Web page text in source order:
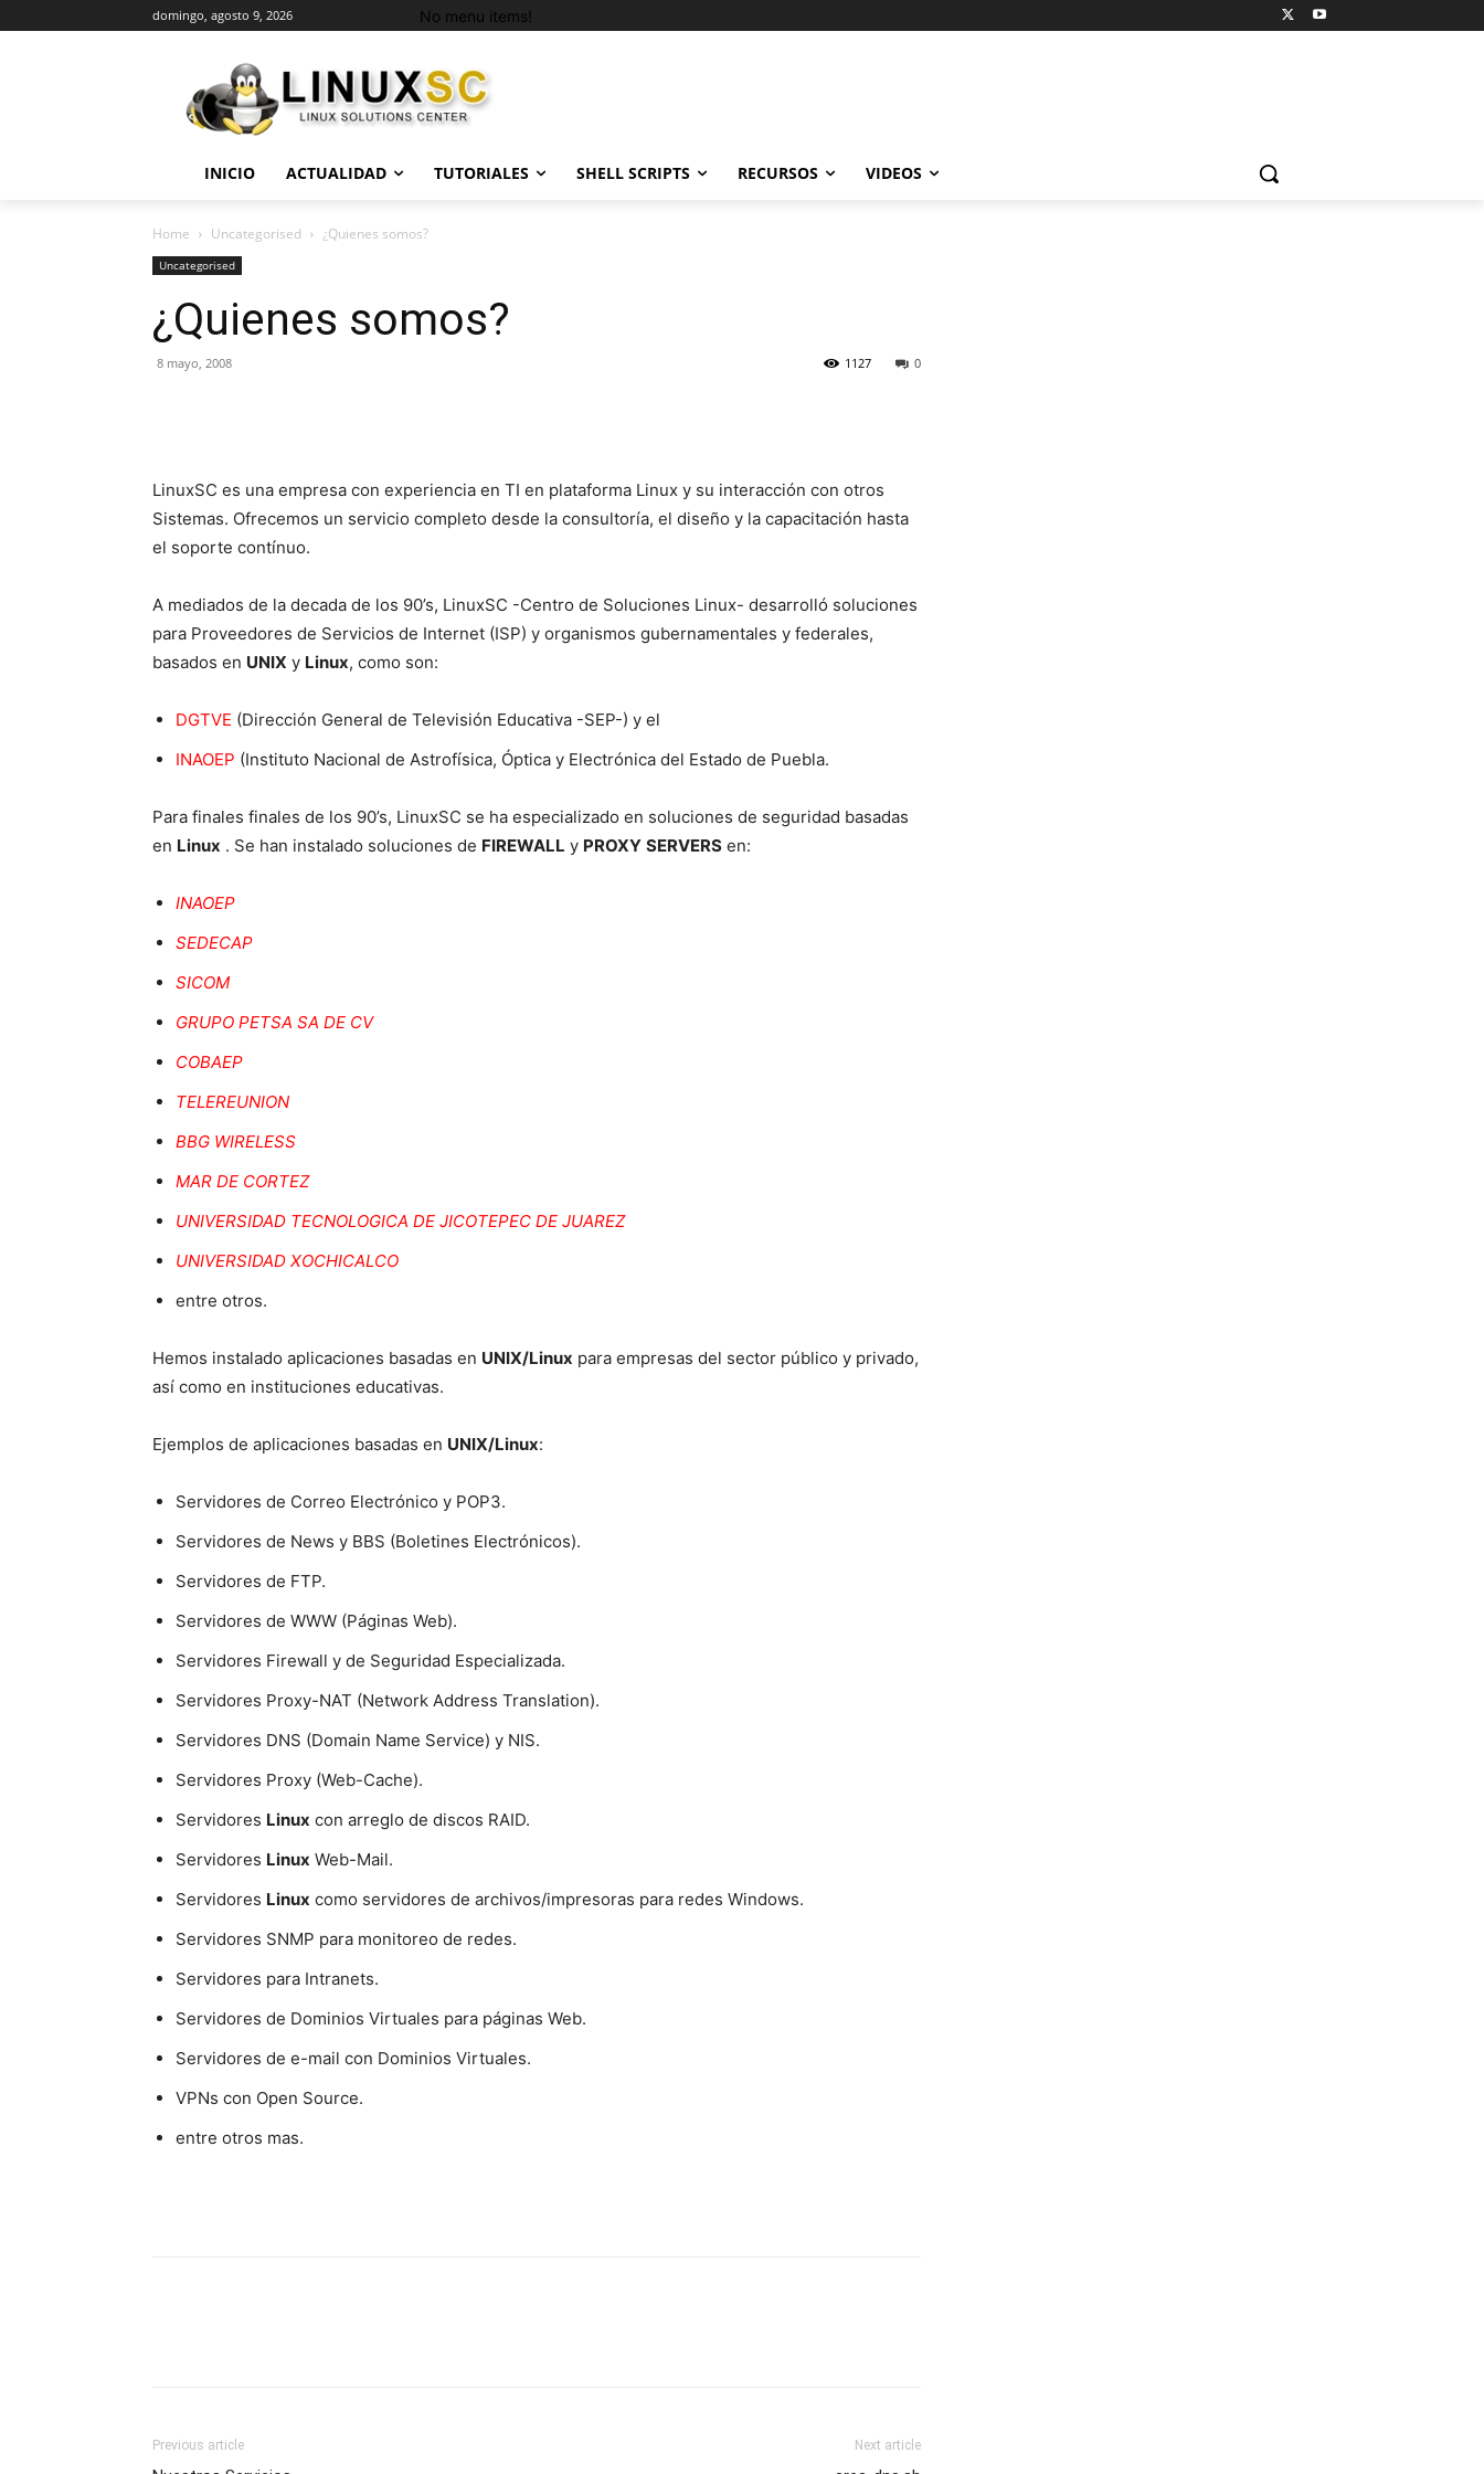
domingo, agosto 9, 2026 No menu items!
INICIO ACTUALIDAD TUTORIALES SHELL SCRIPTS RECURSOS VIDEOS
Home Uncategorised ¿Quienes somos?
Uncategorised
¿Quienes somos?
8 mayo, 2008 0
1127
LinuxSC es una empresa con experiencia en TI en plataforma Linux y su interacción con otros
Sistemas. Ofrecemos un servicio completo desde la consultoría, el diseño y la capacitación hasta
el soporte contínuo.
A mediados de la decada de los 90’s, LinuxSC -Centro de Soluciones Linux- desarrolló soluciones
para Proveedores de Servicios de Internet (ISP) y organismos gubernamentales y federales,
basados en UNIX y Linux, como son:
DGTVE (Dirección General de Televisión Educativa -SEP-) y el
INAOEP (Instituto Nacional de Astrofísica, Óptica y Electrónica del Estado de Puebla.
Para finales finales de los 90’s, LinuxSC se ha especializado en soluciones de seguridad basadas
en Linux . Se han instalado soluciones de FIREWALL y PROXY SERVERS en:
INAOEP
SEDECAP
SICOM
GRUPO PETSA SA DE CV
COBAEP
TELEREUNION
BBG WIRELESS
MAR DE CORTEZ
UNIVERSIDAD TECNOLOGICA DE JICOTEPEC DE JUAREZ
UNIVERSIDAD XOCHICALCO
entre otros.
Hemos instalado aplicaciones basadas en UNIX/Linux para empresas del sector público y privado,
así como en instituciones educativas.
Ejemplos de aplicaciones basadas en UNIX/Linux:
Servidores de Correo Electrónico y POP3.
Servidores de News y BBS (Boletines Electrónicos).
Servidores de FTP.
Servidores de WWW (Páginas Web).
Servidores Firewall y de Seguridad Especializada.
Servidores Proxy-NAT (Network Address Translation).
Servidores DNS (Domain Name Service) y NIS.
Servidores Proxy (Web-Cache).
Servidores Linux con arreglo de discos RAID.
Servidores Linux Web-Mail.
Servidores Linux como servidores de archivos/impresoras para redes Windows.
Servidores SNMP para monitoreo de redes.
Servidores para Intranets.
Servidores de Dominios Virtuales para páginas Web.
Servidores de e-mail con Dominios Virtuales.
VPNs con Open Source.
entre otros mas.
Previous article Next article